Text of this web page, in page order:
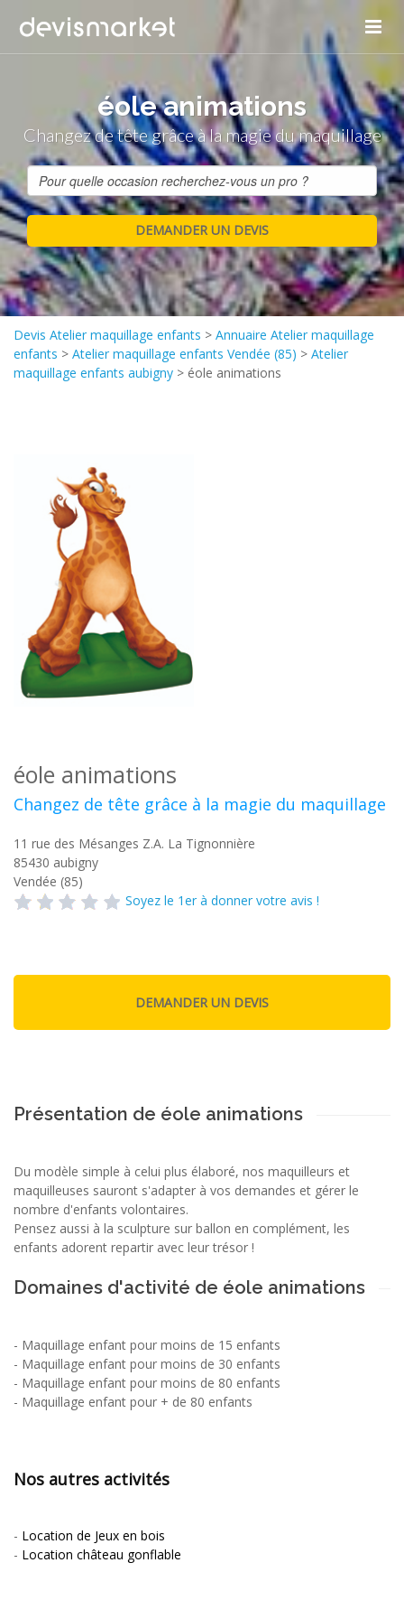
éole animations
Changez de tête grâce à la magie du maquillage
Devis Atelier maquillage enfants > Annuaire Atelier maquillage
enfants > Atelier maquillage enfants Vendée (85) > Atelier
maquillage enfants aubigny > éole animations
éole animations
Changez de tête grâce à la magie du maquillage
11 rue des Mésanges Z.A. La Tignonnière
85430 aubigny
Vendée (85)
Soyez le 1er à donner votre avis !
Présentation de éole animations
Du modèle simple à celui plus élaboré, nos maquilleurs et
maquilleuses sauront s'adapter à vos demandes et gérer le
nombre d'enfants volontaires.
Pensez aussi à la sculpture sur ballon en complément, les
enfants adorent repartir avec leur trésor !
Domaines d'activité de éole animations
- Maquillage enfant pour moins de 15 enfants
- Maquillage enfant pour moins de 30 enfants
- Maquillage enfant pour moins de 80 enfants
- Maquillage enfant pour + de 80 enfants
Nos autres activités
- Location de Jeux en bois
- Location château gonflable